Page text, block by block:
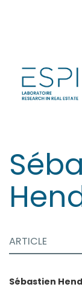
contenu
ARTICLE
Sébastien